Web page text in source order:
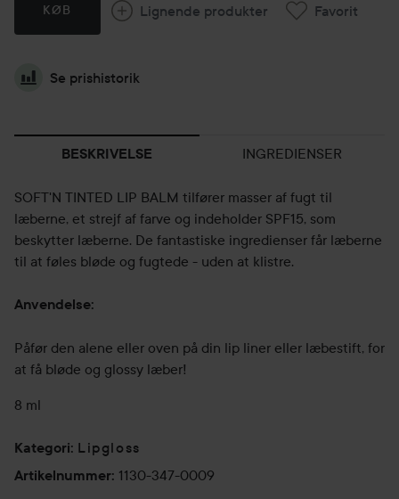
KØB Lignende produkter Favorit
Se prishistorik
BESKRIVELSE INGREDIENSER
SOFT'N TINTED LIP BALM tilfører masser af fugt til
læberne, et strejf af farve og indeholder SPF15, som
beskytter læberne. De fantastiske ingredienser får læberne
til at føles bløde og fugtede - uden at klistre.
Anvendelse:
Påfør den alene eller oven på din lip liner eller læbestift, for
at få bløde og glossy læber!
8 ml
Kategori: Lipgloss
Artikelnummer: 1130-347-0009